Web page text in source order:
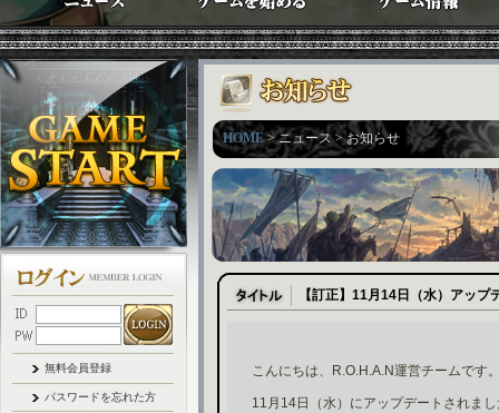
無料会員登録
パスワードを忘れた方
HOME> ニュース > お知らせ
【訂正】11月14日（水）アップ
こんにちは、R.O.H.A.N運営チームです
11月14日（水）にアップデートされま